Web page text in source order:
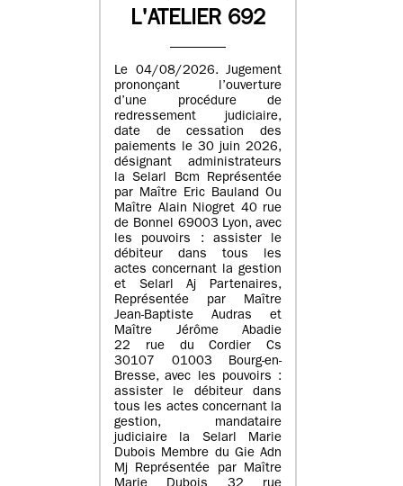
L'ATELIER 692
Le 04/08/2026. Jugement
prononçant l’ouverture
d’une procédure de
redressement judiciaire,
date de cessation des
paiements le 30 juin 2026,
désignant administrateurs
la Selarl Bcm Représentée
par Maître Eric Bauland Ou
Maître Alain Niogret 40 rue
de Bonnel 69003 Lyon, avec
les pouvoirs : assister le
débiteur dans tous les
actes concernant la gestion
et Selarl Aj Partenaires,
Représentée par Maître
Jean-Baptiste Audras et
Maître Jérôme Abadie
22 rue du Cordier Cs
30107 01003 Bourg-en-
Bresse, avec les pouvoirs :
assister le débiteur dans
tous les actes concernant la
gestion, mandataire
judiciaire la Selarl Marie
Dubois Membre du Gie Adn
Mj Représentée par Maître